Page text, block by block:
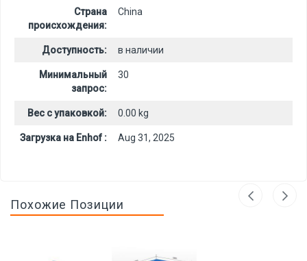
Страна
происхождения:
China
Доступность: в наличии
Минимальный
запрос:
30
Вес с упаковкой: 0.00 kg
Загрузка на Enhof : Aug 31, 2025
Похожие Позиции